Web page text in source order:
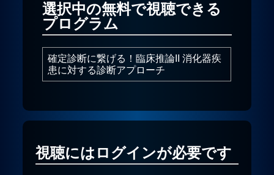
ログイン
新規登録
著作権について
選択中の無料で視聴できる
プログラム
確定診断に繋げる！臨床推論II 消化器疾
患に対する診断アプローチ
視聴にはログインが必要です